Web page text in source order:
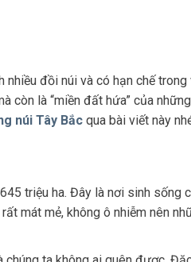
đồi núi và có hạn chế trong
còn là “miền đất hứa” của những
núi Tây Bắc qua bài viết này
triệu ha. Đây là nơi sinh sống
mát mẻ, không ô nhiễm nên